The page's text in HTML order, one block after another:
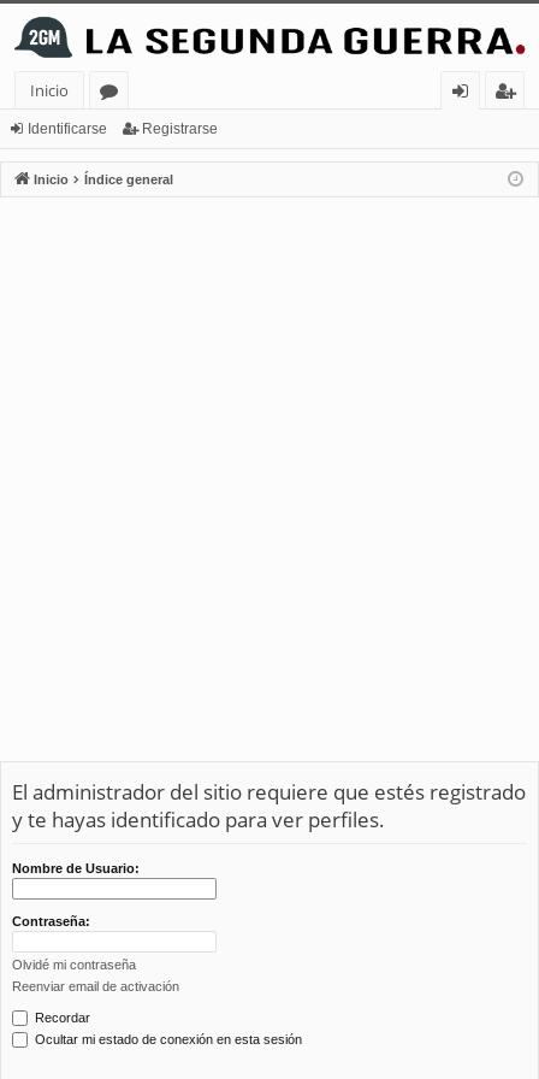
Inicio
or
os
nt
ifi
ist
ra
Identificarse Registrarse
Inicio Índice general
El administrador del sitio requiere que estés registrado
y te hayas identificado para ver perfiles.
Nombre de Usuario:
Contraseña:
Olvidé mi contraseña
Reenviar email de activación
Recordar
Ocultar mi estado de conexión en esta sesión